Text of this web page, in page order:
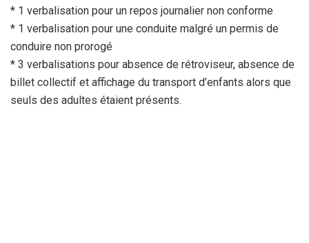
* 1 verbalisation pour un repos journalier non conforme
* 1 verbalisation pour une conduite malgré un permis de
conduire non prorogé
* 3 verbalisations pour absence de rétroviseur, absence de
billet collectif et affichage du transport d’enfants alors que
seuls des adultes étaient présents.